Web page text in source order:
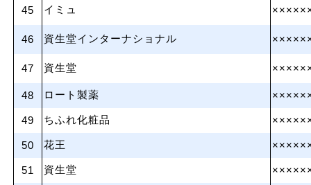
45 イミュ
46 資生堂インターナショナル
47 資生堂
48 ロート製薬
49 ちふれ化粧品
50 花王
51 資生堂